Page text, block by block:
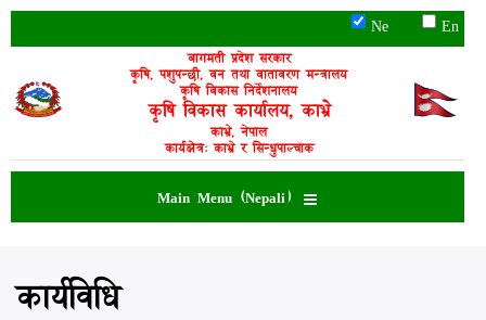
Skip
content
Ne En
बागमती प्रदेश सरकार
कृषि, पशुपन्छी, वन तथा वातावरण मन्त्रालय
कृषि विकास निर्देशनालय
कृषि विकास कार्यालय, काभ्रे
काभ्रे, नेपाल
कार्यक्षेत्र: काभ्रे र सिन्धुपाल्चोक
Main Menu (Nepali)
कार्यविधि